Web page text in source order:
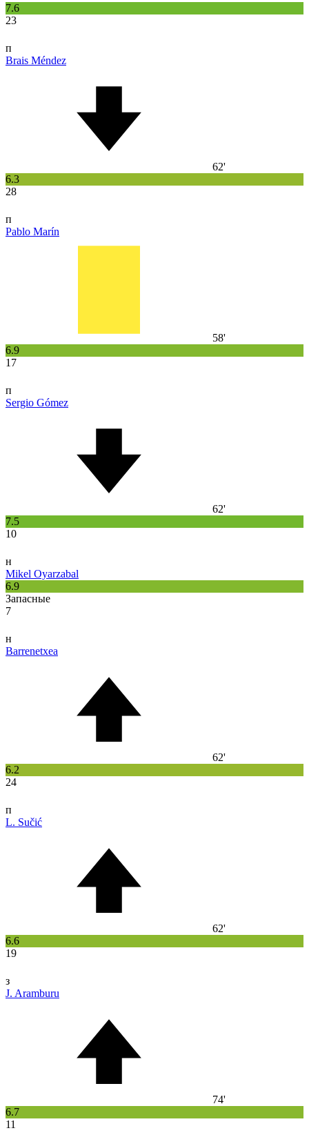
7.6
23
п
Brais Méndez
62'
6.3
28
п
Pablo Marín
58'
6.9
17
п
Sergio Gómez
62'
7.5
10
н
Mikel Oyarzabal
6.9
Запасные
7
н
Barrenetxea
62'
6.2
24
п
L. Sučić
62'
6.6
19
з
J. Aramburu
74'
6.7
11